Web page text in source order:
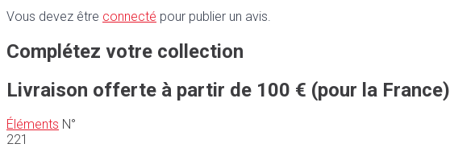
Vous devez être connecté pour publier un avis.
Complétez votre collection
Livraison offerte à partir de 100 € (pour la France)
Éléments N°
221